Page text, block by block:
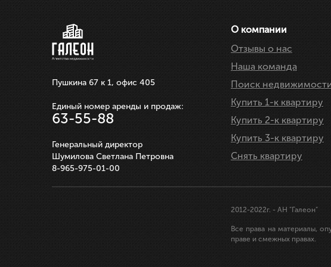
Пушкина 67 к 1, офис 405
Единый номер аренды и продаж:
63-55-88
Генеральный директор
Шумилова Светлана Петровна
8-965-975-01-00
О компании
Отзывы о нас
Наша команда
Поиск
Купить 1-к квартиру
Купить 2-к квартиру
Купить 3-к квартиру
Снять квартиру
2012-2022г. - АН "Галеон"
Все права на материалы,
праве и смежных правах.